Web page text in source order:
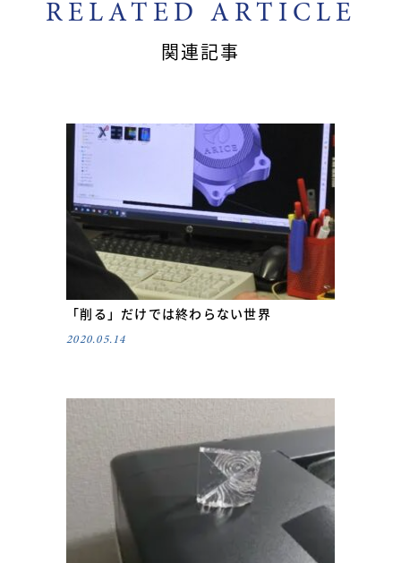
RELATED ARTICLE
関連記事
「削る」だけでは終わらない世界
2020.05.14